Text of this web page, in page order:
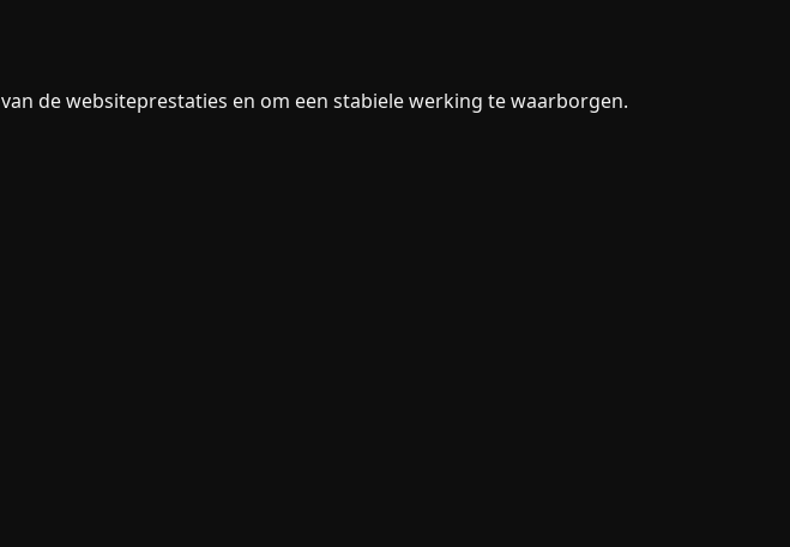
de websiteprestaties en om een stabiele werking te waarborgen.